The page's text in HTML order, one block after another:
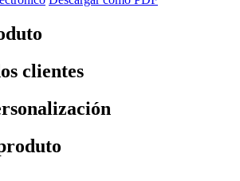
clientes